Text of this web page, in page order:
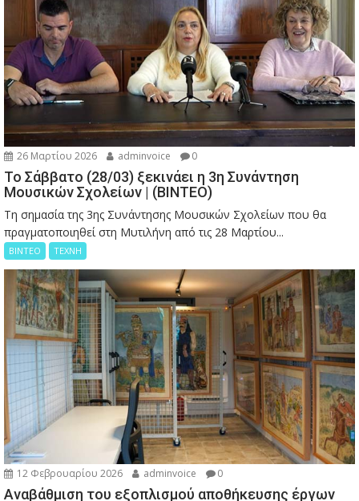
26 Μαρτίου 2026 adminvoice 0
Το Σάββατο (28/03) ξεκινάει η 3η Συνάντηση
Μουσικών Σχολείων | (ΒΙΝΤΕΟ)
Τη σημασία της 3ης Συνάντησης Μουσικών Σχολείων που θα
πραγματοποιηθεί στη Μυτιλήνη από τις 28 Μαρτίου...
ΒΙΝΤΕΟ ΤΕΧΝΗ
12 Φεβρουαρίου 2026 adminvoice 0
Αναβάθμιση του εξοπλισμού αποθήκευσης έργων